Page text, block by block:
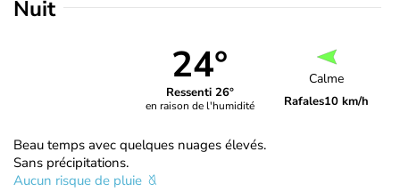
Nuit
24°
Ressenti 26°
en raison de l'humidité
Calme
Rafales10 km/h
Beau temps avec quelques nuages élevés.
Sans précipitations.
Aucun risque de pluie